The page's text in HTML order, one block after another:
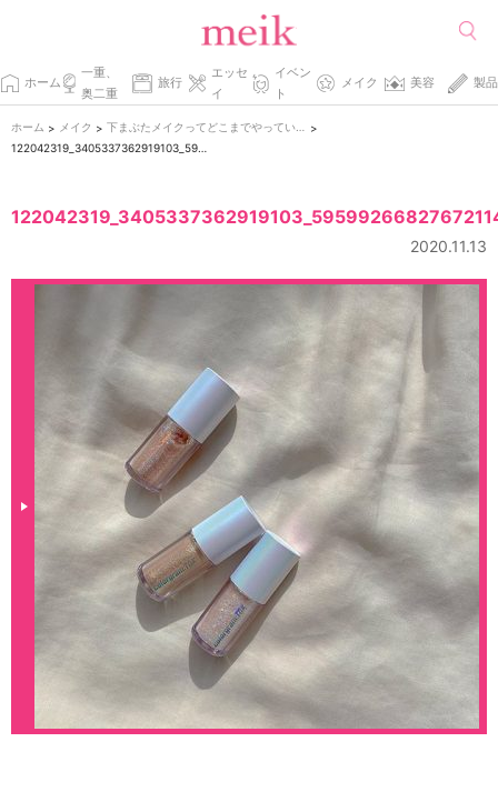
ホーム
一重、
奥二重
旅行
エッセ
イ
イベン
ト
メイク 美容 製品
ホーム > メイク >
>
122042319_3405337362919103_59599266827672114_n
2020.11.13